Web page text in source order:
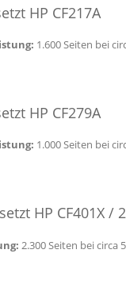
HP CF217A
1.600 Seiten bei
HP CF279A
1.000 Seiten bei
HP CF401X /
2.300 Seiten bei circa